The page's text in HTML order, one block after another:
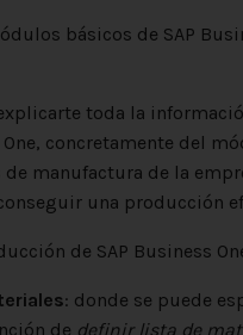
básicos de SAP
toda la
One, concretamente del
manufactura de la
una producción
de SAP Business
: donde se puede
de definir lista de